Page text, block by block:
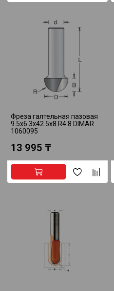
Фреза галтельная пазовая
9.5x6.3x42.5x8 R4.8 DIMAR
1060095
13 995 ₸